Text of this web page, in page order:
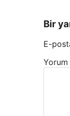
Bir
E-
Yorum